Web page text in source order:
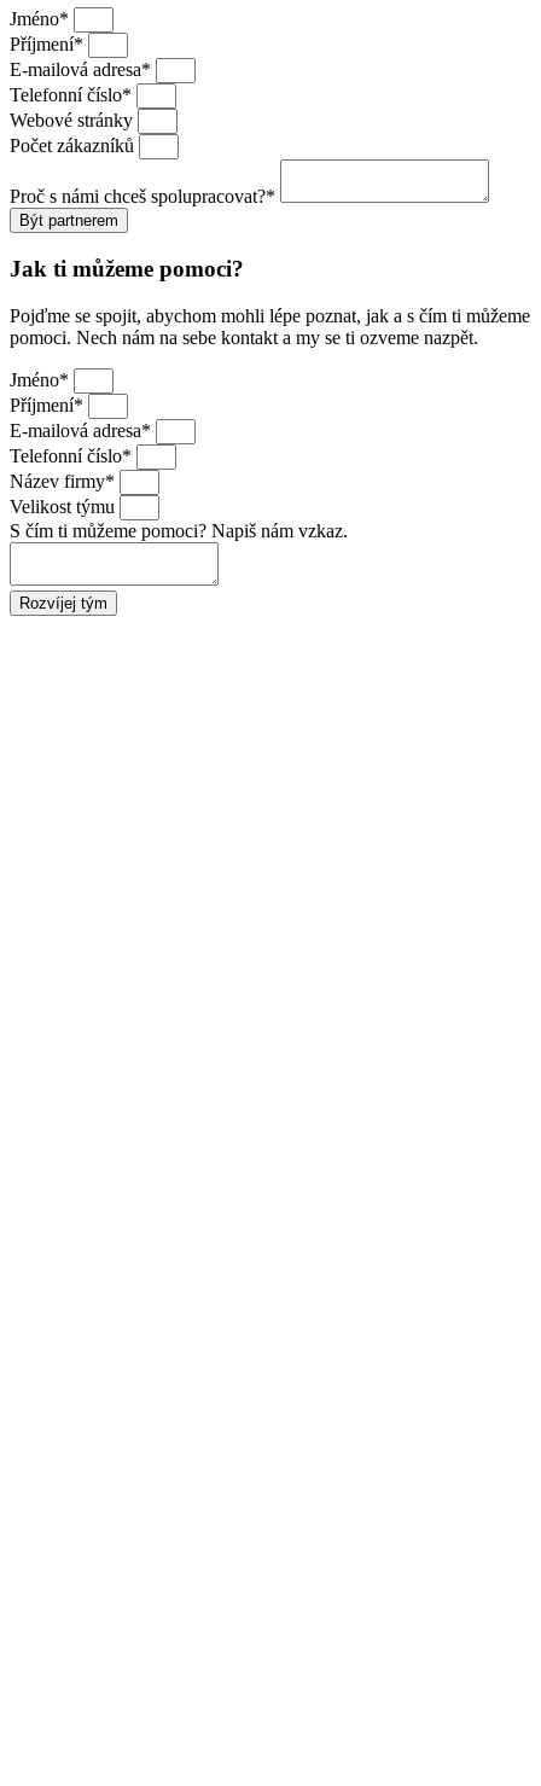
Jméno*
Příjmení*
E-mailová adresa*
Telefonní číslo*
Webové stránky
Počet zákazníků
Proč s námi chceš spolupracovat?*
Být partnerem
Jak ti můžeme pomoci?
Pojďme se spojit, abychom mohli lépe poznat, jak a s čím ti můžeme
pomoci. Nech nám na sebe kontakt a my se ti ozveme nazpět.
Jméno*
Příjmení*
E-mailová adresa*
Telefonní číslo*
Název firmy*
Velikost týmu
S čím ti můžeme pomoci? Napiš nám vzkaz.
Rozvíjej tým